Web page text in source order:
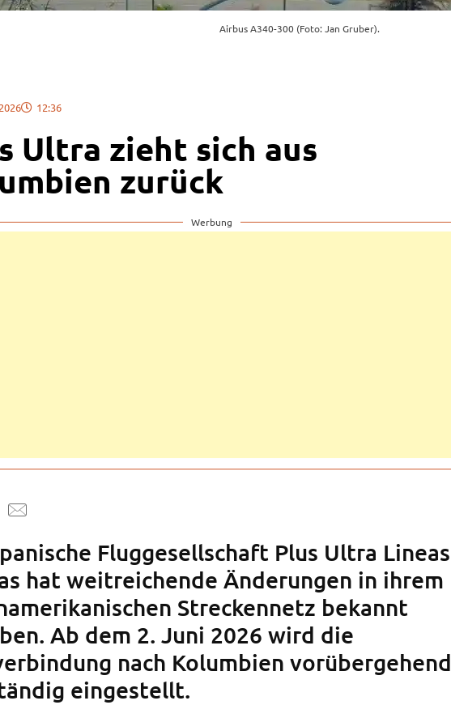
Airbus A340-300 (Foto: Jan Gruber).
12:36
Ultra zieht sich aus
zurück
Werbung
Fluggesellschaft Plus Ultra Lineas
hat weitreichende Änderungen in ihrem
Streckennetz bekannt
Ab dem 2. Juni 2026 wird die
nach Kolumbien vorübergehend
eingestellt.